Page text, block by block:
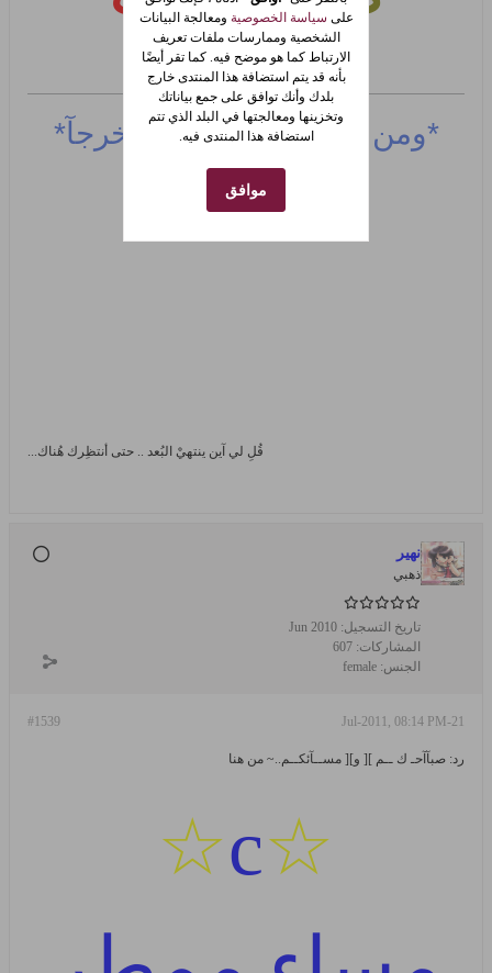
*ومن يتقالله يجعل له مخرجآ*
قُلِ لي آين ينتهيْ البُعد .. حتى أنتظِرك هُناك...
نهير
ذهبي
تاريخ التسجيل: Jun 2010
المشاركات: 607
الجنس: female
#1539 21-Jul-2011, 08:14 PM
رد: صبآآحـ ك ــم ][ و][ مســآئكــم..~ من هنا
☆
c
☆
على سياسة الخصوصية ومعالجة البيانات
الشخصية وممارسات ملفات تعريف
الارتباط كما هو موضح فيه. كما تقر أيضًا
بأنه قد يتم استضافة هذا المنتدى خارج
بلدك وأنك توافق على جمع بياناتك
وتخزينها ومعالجتها في البلد الذي تتم
استضافة هذا المنتدى فيه.
موافق